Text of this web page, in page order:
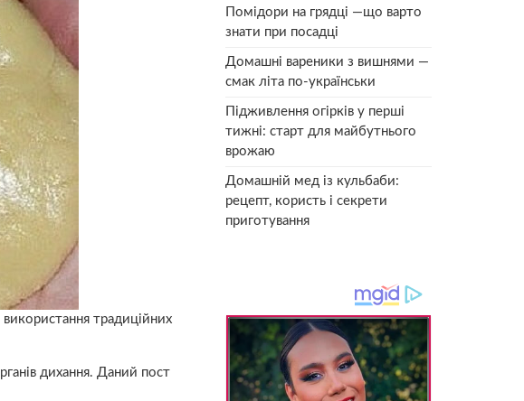
традиційних
дихання. Даний пост
Помідори на грядці —що варто
знати при посадці
Домашні вареники з вишнями —
смак літа по-українськи
Підживлення огірків у перші
тижні: старт для майбутнього
врожаю
Домашній мед із кульбаби:
рецепт, користь і секрети
приготування